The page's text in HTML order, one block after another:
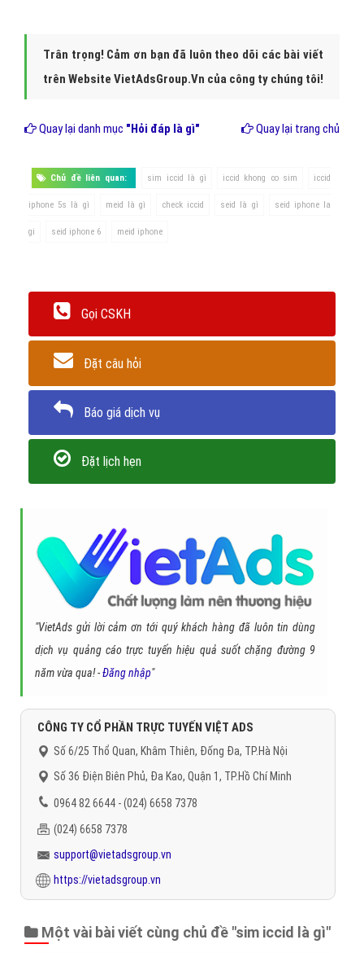
Trân trọng! Cảm ơn bạn đã luôn theo dõi các bài viết
trên Website VietAdsGroup.Vn của công ty chúng tôi!
Quay lại danh mục "Hỏi đáp là gì" Quay lại trang chủ
Chủ đề liên quan: sim iccid là gì iccid khong co sim iccid
iphone 5s là gì meid là gì check iccid seid là gì seid iphone la
gi seid iphone 6 meid iphone
Gọi CSKH
Đặt câu hỏi
Báo giá dịch vụ
Đặt lịch hẹn
"VietAds gửi lời cảm ơn tới quý khách hàng đã luôn tin dùng
dịch vụ quảng cáo trực tuyến hiệu quả suốt chặng đường 9
năm vừa qua! -Đăng nhập"
CÔNG TY CỔ PHẦN TRỰC TUYẾN VIỆT ADS
Số 6/25 Thổ Quan, Khâm Thiên, Đống Đa, TP.Hà Nội
Số 36 Điện Biên Phủ, Đa Kao, Quận 1, TP.Hồ Chí Minh
0964 82 6644 - (024) 6658 7378
(024) 6658 7378
support@vietadsgroup.vn
https://vietadsgroup.vn
Một vài bài viết cùng chủ đề "sim iccid là gì"